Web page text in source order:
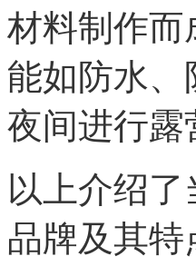
材料制作而
能如防水
夜间进行露
以上介绍
品牌及其